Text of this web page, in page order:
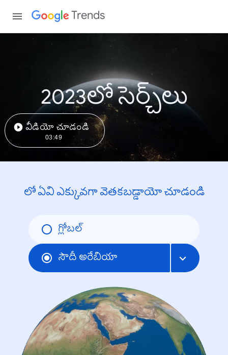
Trends
2023లో సెర్చ్‌లు
వీడియో చూడండి
03:49
లో ఏవి ఎక్కువగా వెతకబడ్డాయో చూడండి
గ్లోబల్
సౌదీ అరేబియా